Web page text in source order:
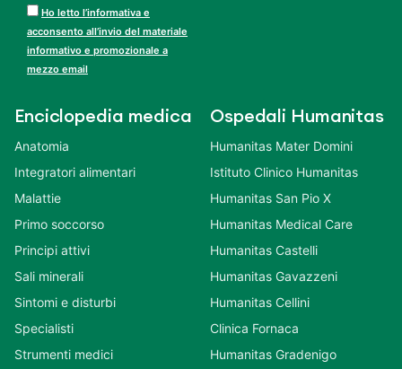
Ho letto l’informativa e
acconsento all’invio del materiale
informativo e promozionale a
mezzo email
Enciclopedia medica
Anatomia
Integratori alimentari
Malattie
Primo soccorso
Principi attivi
Sali minerali
Sintomi e disturbi
Specialisti
Strumenti medici
Ospedali Humanitas
Humanitas Mater Domini
Istituto Clinico Humanitas
Humanitas San Pio X
Humanitas Medical Care
Humanitas Castelli
Humanitas Gavazzeni
Humanitas Cellini
Clinica Fornaca
Humanitas Gradenigo